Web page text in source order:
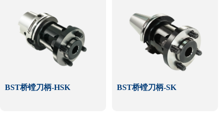
BST桥镗刀柄-HSK BST桥镗刀柄-SK